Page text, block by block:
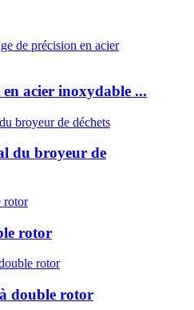
en acier inoxydable ...
du broyeur de
rotor
double rotor